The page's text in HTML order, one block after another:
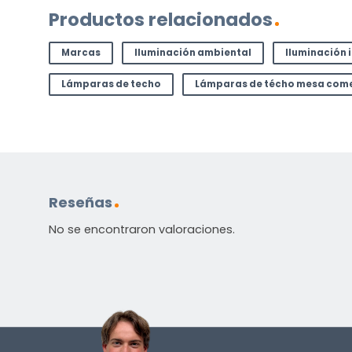
Productos relacionados
Marcas Iluminación ambiental Iluminación
Lámparas de techo Lámparas de técho mesa
Reseñas
No se encontraron valoraciones.